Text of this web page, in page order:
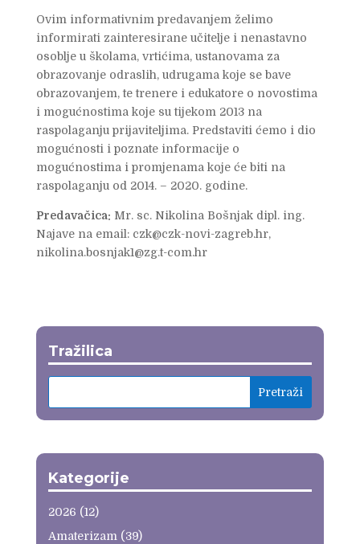
Ovim informativnim predavanjem želimo
informirati zainteresirane učitelje i nenastavno
osoblje u školama, vrtićima, ustanovama za
obrazovanje odraslih, udrugama koje se bave
obrazovanjem, te trenere i edukatore o novostima
i mogućnostima koje su tijekom 2013 na
raspolaganju prijaviteljima. Predstaviti ćemo i dio
mogućnosti i poznate informacije o
mogućnostima i promjenama koje će biti na
raspolaganju od 2014. – 2020. godine.
Predavačica: Mr. sc. Nikolina Bošnjak dipl. ing.
Najave na email: czk@czk-novi-zagreb.hr,
nikolina.bosnjak1@zg.t-com.hr
Tražilica
Kategorije
2026 (12)
Amaterizam(39)